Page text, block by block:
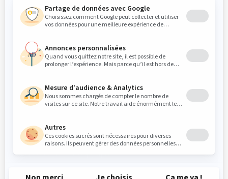
PATIENTS
Instructions postopératoires
Questionnaire médical
NOUS SUIVRE
© 2026 Clinique Maxillo-Faciale MFML. Tous droits
réservés.
Politique de confidentialité